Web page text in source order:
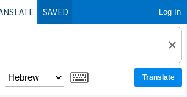
SAVED Log In